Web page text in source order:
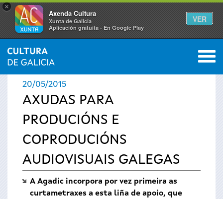
×
Axenda Cultura
Xunta de Galicia
Aplicación gratuíta - En Google Play
VER
Vostede
está
aquí
INICIO › ACTUALIDADE 0
20/05/2015
AXUDAS PARA
PRODUCIÓNS E
COPRODUCIÓNS
AUDIOVISUAIS GALEGAS
A Agadic incorpora por vez primeira as
curtametraxes a esta liña de apoio, que